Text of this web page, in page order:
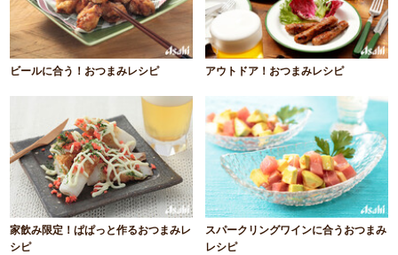
ビールに合う！おつまみレシピ アウトドア！おつまみレシピ
家飲み限定！ぱぱっと作るおつまみレ
シピ
スパークリングワインに合うおつまみ
レシピ